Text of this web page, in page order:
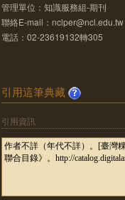
管理單位：知識服務組-期刊
聯絡E-mail：nclper@ncl.edu.tw
電話：02-23619132轉305
引用這筆典藏
引用資訊